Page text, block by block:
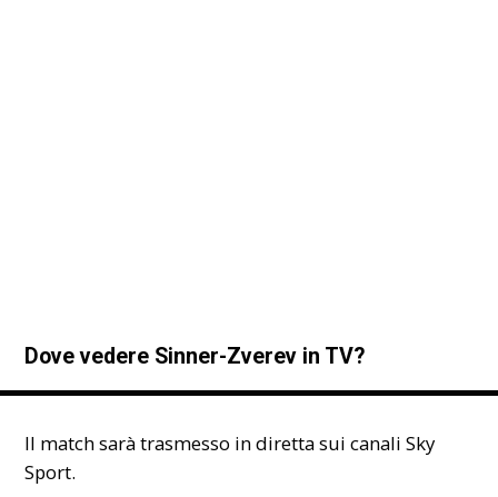
Dove vedere Sinner-Zverev in TV?
Il match sarà trasmesso in diretta sui canali Sky
Sport.